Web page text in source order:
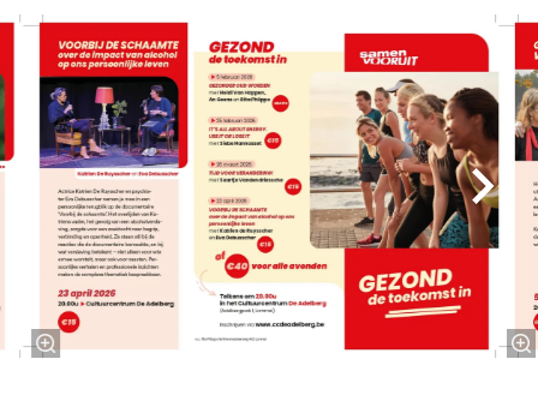
Overslaan